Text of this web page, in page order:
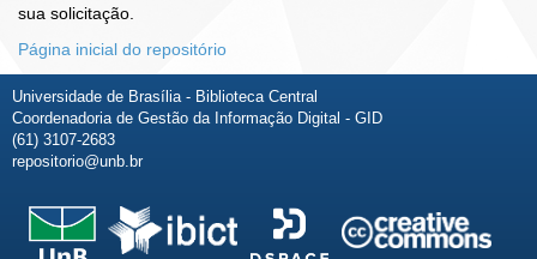
sua solicitação.
Página inicial do repositório
Universidade de Brasília - Biblioteca Central
Coordenadoria de Gestão da Informação Digital - GID
(61) 3107-2683
repositorio@unb.br